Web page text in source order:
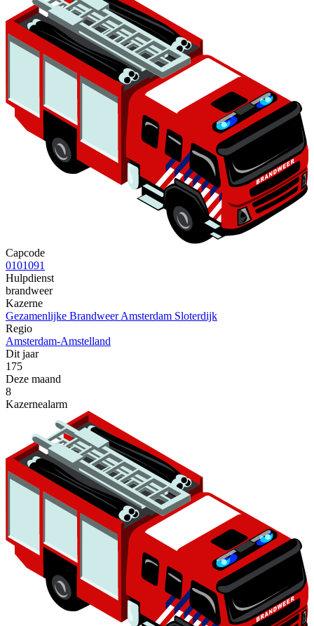
Capcode
0101091
Hulpdienst
brandweer
Kazerne
Gezamenlijke Brandweer Amsterdam Sloterdijk
Regio
Amsterdam-Amstelland
Dit jaar
175
Deze maand
8
Kazernealarm